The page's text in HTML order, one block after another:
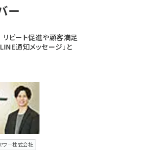
ー
リピート促進や顧客満足
通知メッセージ」と
フー株式会社